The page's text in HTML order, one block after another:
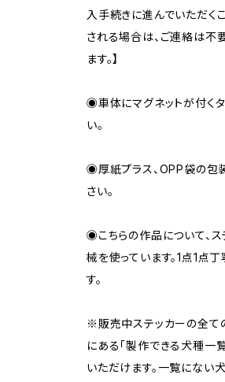
入手続きに進んでいただく
される場合は、ご連絡は不
ます。】
◉車体にマグネットが付く
い。
◉厚紙プラス、OPP袋の包
さい。
◉こちらの作品について、
械を使っています。1点1点
す。
※販売中ステッカーの全て
にある「製作できる犬種一
いただけます。一覧にない